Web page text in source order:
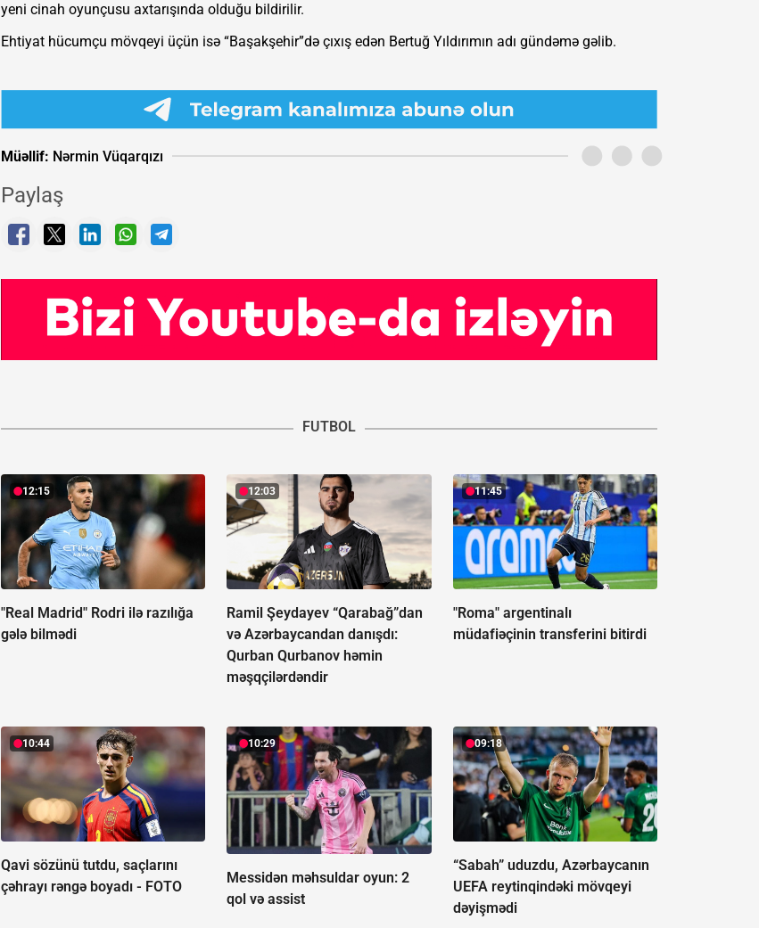
yeni cinah oyunçusu axtarışında olduğu bildirilir.
Ehtiyat hücumçu mövqeyi üçün isə “Başakşehir”də çıxış edən Bertuğ Yıldırımın adı gündəmə gəlib.
Müəllif: Nərmin Vüqarqızı
Paylaş
FUTBOL
12:15
"Real Madrid" Rodri ilə razılığa
gələ bilmədi
12:03
Ramil Şeydayev “Qarabağ”dan
və Azərbaycandan danışdı:
Qurban Qurbanov həmin
məşqçilərdəndir
11:45
"Roma" argentinalı
müdafiəçinin transferini bitirdi
10:44
Qavi sözünü tutdu, saçlarını
çəhrayı rəngə boyadı - FOTO
10:29
Messidən məhsuldar oyun:2
qol və assist
09:18
“Sabah” uduzdu, Azərbaycanın
UEFA reytinqindəki mövqeyi
dəyişmədi